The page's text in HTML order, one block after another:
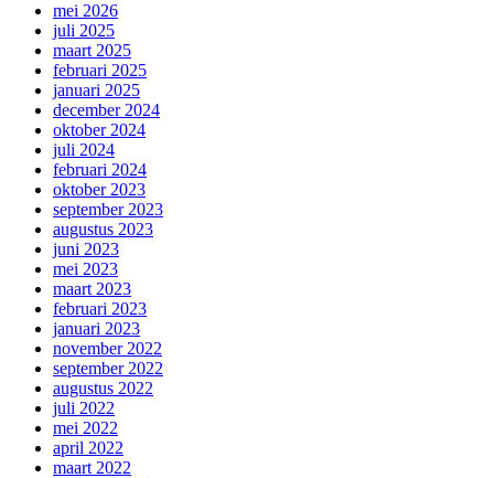
mei 2026
juli 2025
maart 2025
februari 2025
januari 2025
december 2024
oktober 2024
juli 2024
februari 2024
oktober 2023
september 2023
augustus 2023
juni 2023
mei 2023
maart 2023
februari 2023
januari 2023
november 2022
september 2022
augustus 2022
juli 2022
mei 2022
april 2022
maart 2022